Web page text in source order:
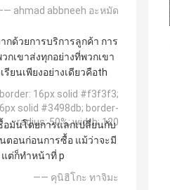
ahmad abbneeh อะหมัด
กด้วยการบริการลูกค้า การ
กเขาส่งทุกอย่างที่พวกเขา
รียนเพียงอย่างเดียวคือth
16px solid #f3f3f3;
solid #3498db; border-
radius: 50%; width: 120
มันโดยการแลกเปลี่ยนกับ
ตอนก่อนการซื้อ แม้ว่าจะมี
ต่ก็ทำหน้าที่ p
—— คุนิฮิโกะ ทาจิมะ